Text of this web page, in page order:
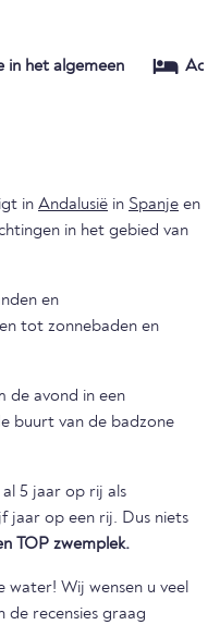
in het algemeen
in Andalusië in Spanje en
in het gebied van
en
tot zonnebaden en
de avond in een
buurt van de badzone
5 jaar op rij als
TOP zwemplek.
water! Wij wensen u veel
de recensies graag